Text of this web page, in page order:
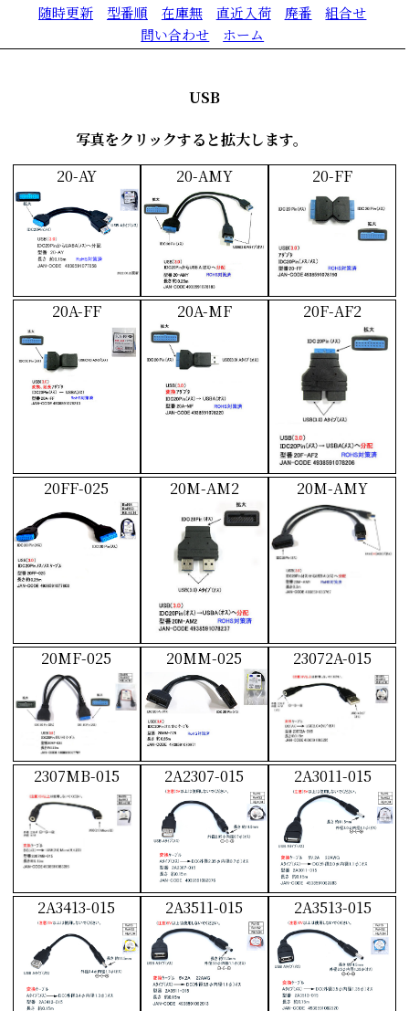
USB
写真をクリックすると拡大します。
20-AY
20-AMY 20-FF
20A-FF 20A-MF 20F-AF2
20FF-025 20M-AM2 20M-AMY
20MF-025 20MM-025 23072A-015
2307MB-015 2A2307-015 2A3011-015
2A3413-015 2A3511-015 2A3513-015
随時更新 型番順 在庫無 直近入荷 廃番
組合せ
問い合わせ
ホーム